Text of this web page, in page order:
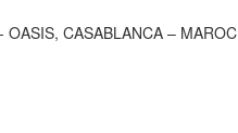
OASIS, CASABLANCA – MAROC